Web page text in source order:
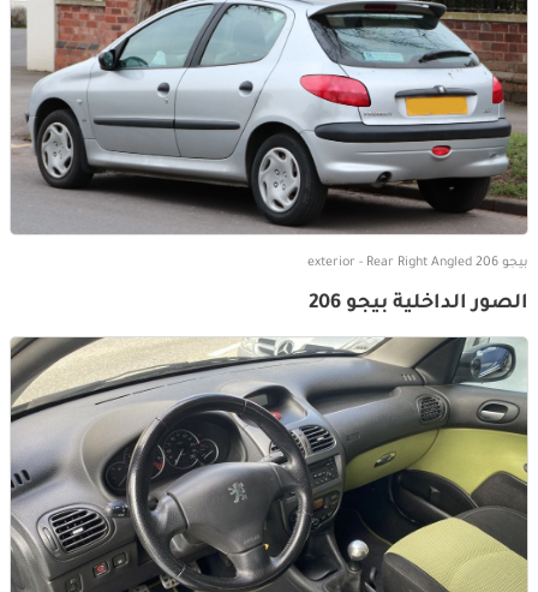
بيجو 206 exterior - Rear Right Angled
الصور الداخلية بيجو 206